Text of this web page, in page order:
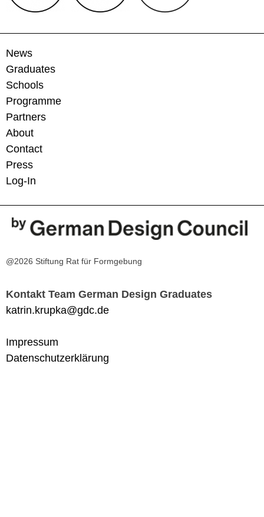
News
Graduates
Schools
Programme
Partners
About
Contact
Press
Log-In
@2026 Stiftung Rat für Formgebung
Kontakt Team German Design Graduates
katrin.krupka@gdc.de
Impressum
Datenschutzerklärung